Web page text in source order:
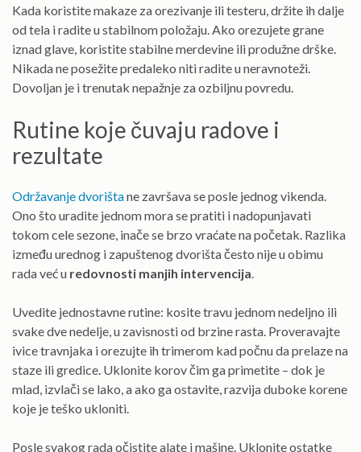
Kada koristite makaze za orezivanje ili testeru, držite ih dalje
od tela i radite u stabilnom položaju. Ako orezujete grane
iznad glave, koristite stabilne merdevine ili produžne drške.
Nikada ne posežite predaleko niti radite u neravnoteži.
Dovoljan je i trenutak nepažnje za ozbiljnu povredu.
Rutine koje čuvaju radove i
rezultate
Održavanje dvorištane završava se posle jednog vikenda.
Ono što uradite jednom mora se pratiti i nadopunjavati
tokom cele sezone, inače se brzo vraćate na početak. Razlika
između urednog i zapuštenog dvorišta često nije u obimu
rada već u redovnosti manjih intervencija.
Uvedite jednostavne rutine: kosite travu jednom nedeljno ili
svake dve nedelje, u zavisnosti od brzine rasta. Proveravajte
ivice travnjaka i orezujte ih trimerom kad počnu da prelaze na
staze ili gredice. Uklonite korov čim ga primetite – dok je
mlad, izvlači se lako, a ako ga ostavite, razvija duboke korene
koje je teško ukloniti.
Posle svakog rada očistite alate i mašine. Uklonite ostatke